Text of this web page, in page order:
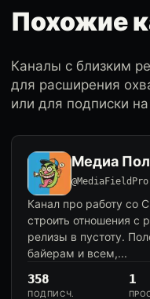
Похожие
Каналы с близким
для расширения
или для подписки
Медиа
@MediaFieldPro
Канал про работу со
строить отношения с
релизы в пустоту.
байерам и всем,...
358
ПОДПИСЧ.
1